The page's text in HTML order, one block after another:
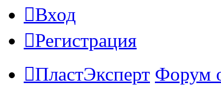
Вход
Регистрация
ПластЭксперт Форум